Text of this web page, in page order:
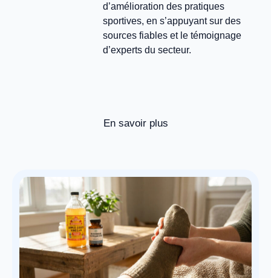
d’amélioration des pratiques
sportives, en s’appuyant sur des
sources fiables et le témoignage
d’experts du secteur.
En savoir plus